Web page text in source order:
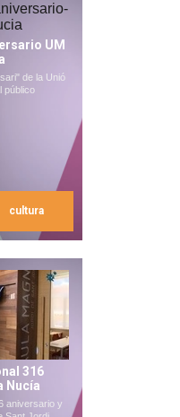
UM
de la Unió
público
cultura
316
Nucía
aniversario y